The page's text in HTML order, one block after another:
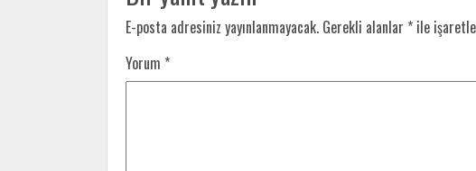
E-posta adresiniz yayınlanmayacak. Gerekli alanlar * ile
Yorum *